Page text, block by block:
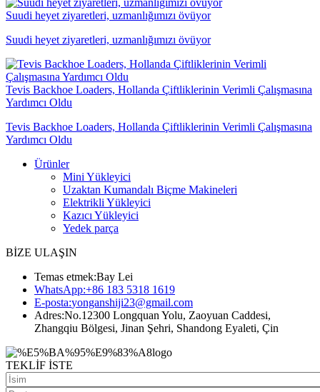
Suudi heyet ziyaretleri, uzmanlığımızı övüyor
Suudi heyet ziyaretleri, uzmanlığımızı övüyor
Tevis Backhoe Loaders, Hollanda Çiftliklerinin Verimli Çalışmasına
Yardımcı Oldu
Tevis Backhoe Loaders, Hollanda Çiftliklerinin Verimli Çalışmasına
Yardımcı Oldu
Ürünler
Mini Yükleyici
Uzaktan Kumandalı Biçme Makineleri
Elektrikli Yükleyici
Kazıcı Yükleyici
Yedek parça
BİZE ULAŞIN
Temas etmek:Bay Lei
WhatsApp:+86 183 5318 1619
E-posta:yonganshiji23@gmail.com
Adres:No.12300 Longquan Yolu, Zaoyuan Caddesi,
Zhangqiu Bölgesi, Jinan Şehri, Shandong Eyaleti, Çin
TEKLİF İSTE